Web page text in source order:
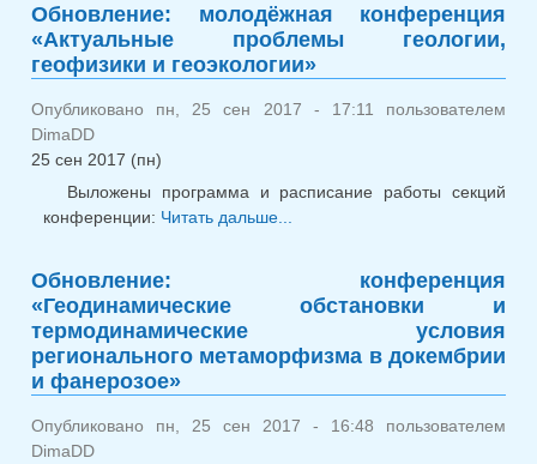
Обновление: молодёжная конференция
«Актуальные проблемы геологии,
геофизики и геоэкологии»
Опубликовано пн, 25 сен 2017 - 17:11 пользователем
DimaDD
25 сен 2017 (пн)
Выложены программа и расписание работы секций
конференции: Читать дальше...
геологии, геофизики и
геоэкологии»
Обновление: конференция
«Геодинамические обстановки и
термодинамические условия
регионального метаморфизма в докембрии
и фанерозое»
Опубликовано пн, 25 сен 2017 - 16:48 пользователем
DimaDD